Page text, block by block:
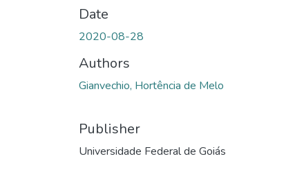
Date
2020-08-28
Authors
Gianvechio, Hortência de Melo
Publisher
Universidade Federal de Goiás